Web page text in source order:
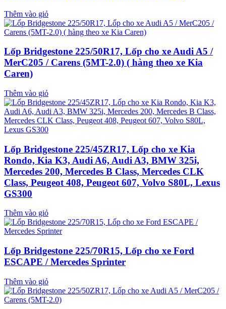
Thêm vào giỏ
Lốp Bridgestone 225/50R17, Lốp cho xe Audi A5 /
MerC205 / Carens (5MT-2.0) ( hàng theo xe Kia
Caren)
Thêm vào giỏ
Lốp Bridgestone 225/45ZR17, Lốp cho xe Kia
Rondo, Kia K3, Audi A6, Audi A3, BMW 325i,
Mercedes 200, Mercedes B Class, Mercedes CLK
Class, Peugeot 408, Peugeot 607, Volvo S80L, Lexus
GS300
Thêm vào giỏ
Lốp Bridgestone 225/70R15, Lốp cho xe Ford
ESCAPE / Mercedes Sprinter
Thêm vào giỏ